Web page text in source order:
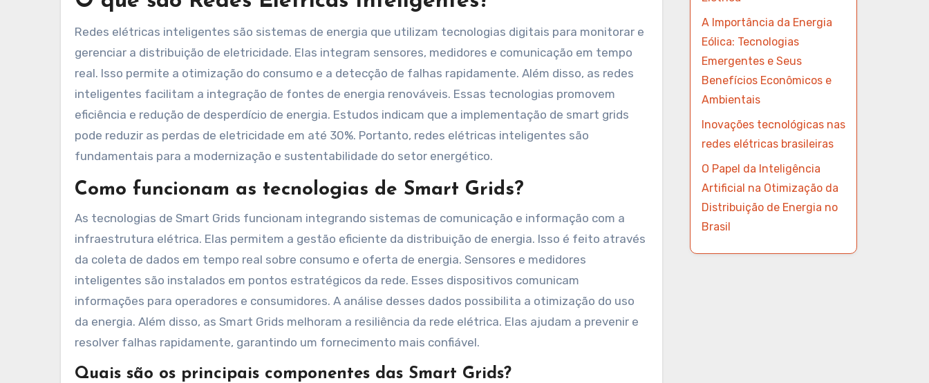
Redes elétricas inteligentes são sistemas de energia que utilizam tecnologias digitais para monitorar e
gerenciar a distribuição de eletricidade. Elas integram sensores, medidores e comunicação em tempo
real. Isso permite a otimização do consumo e a detecção de falhas rapidamente. Além disso, as redes
inteligentes facilitam a integração de fontes de energia renováveis. Essas tecnologias promovem
eficiência e redução de desperdício de energia. Estudos indicam que a implementação de smart grids
pode reduzir as perdas de eletricidade em até 30%. Portanto, redes elétricas inteligentes são
fundamentais para a modernização e sustentabilidade do setor energético.
Como funcionam as tecnologias de Smart Grids?
As tecnologias de Smart Grids funcionam integrando sistemas de comunicação e informação com a
infraestrutura elétrica. Elas permitem a gestão eficiente da distribuição de energia. Isso é feito através
da coleta de dados em tempo real sobre consumo e oferta de energia. Sensores e medidores
inteligentes são instalados em pontos estratégicos da rede. Esses dispositivos comunicam
informações para operadores e consumidores. A análise desses dados possibilita a otimização do uso
da energia. Além disso, as Smart Grids melhoram a resiliência da rede elétrica. Elas ajudam a prevenir e
resolver falhas rapidamente, garantindo um fornecimento mais confiável.
Quais são os principais componentes das Smart Grids?
A Importância da Energia
Eólica: Tecnologias
Emergentes e Seus
Benefícios Econômicos e
Ambientais
Inovações tecnológicas nas
redes elétricas brasileiras
O Papel da Inteligência
Artificial na Otimização da
Distribuição de Energia no
Brasil